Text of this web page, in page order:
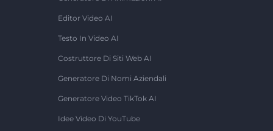
Editor Video AI
Testo In Video AI
Costruttore Di Siti Web AI
Generatore Di Nomi Aziendali
Generatore Video TikTok AI
Idee Video Di YouTube